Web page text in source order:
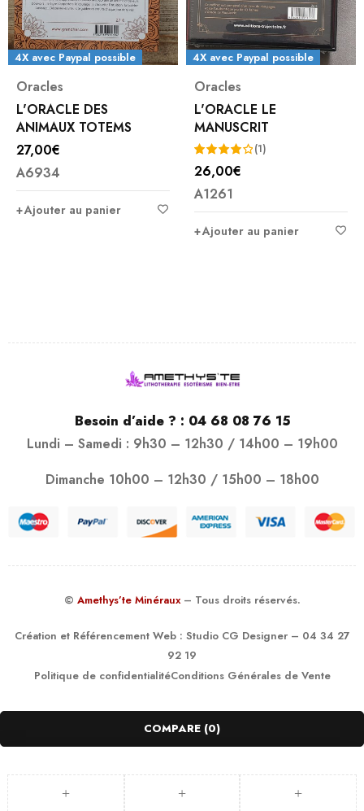
4X avec Paypal possible
Oracles
L'ORACLE DES
ANIMAUX TOTEMS
27,00€
A6934
Ajouter au panier
4X avec Paypal possible
Oracles
L'ORACLE LE
MANUSCRIT
Note
4.00
(1)
26,00€
A1261
Ajouter au panier
Besoin d’aide ? : 04 68 08 76 15
Lundi – Samedi : 9h30 – 12h30 / 14h00 – 19h00
Dimanche 10h00 – 12h30 / 15h00 – 18h00
© Amethys’te Minéraux – Tous droits réservés.
Création et Référencement Web : Studio CG Designer– 04 34 27
92 19
Politique de confidentialitéConditions Générales de Vente
COMPARE (0)